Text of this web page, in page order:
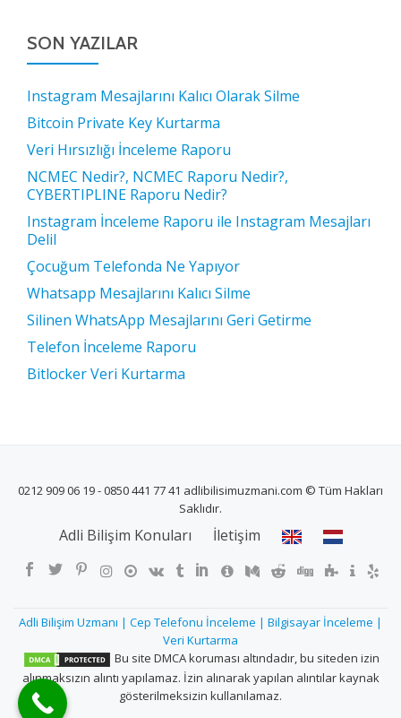
SON YAZILAR
Instagram Mesajlarını Kalıcı Olarak Silme
Bitcoin Private Key Kurtarma
Veri Hırsızlığı İnceleme Raporu
NCMEC Nedir?, NCMEC Raporu Nedir?,
CYBERTIPLINE Raporu Nedir?
Instagram İnceleme Raporu ile Instagram Mesajları
Delil
Çocuğum Telefonda Ne Yapıyor
Whatsapp Mesajlarını Kalıcı Silme
Silinen WhatsApp Mesajlarını Geri Getirme
Telefon İnceleme Raporu
Bitlocker Veri Kurtarma
0212 909 06 19 - 0850 441 77 41 adlibilisimuzmani.com © Tüm Hakları
Saklıdır.
İKINCILAdli Bilişim Konuları İletişim
Adli Bilişim Uzmanı | Cep Telefonu İnceleme | Bilgisayar İnceleme |
Veri Kurtarma
Bu site DMCA koruması altındadır, bu siteden izin
alınmaksızın alıntı yapılamaz. İzin alınarak yapılan alıntılar kaynak
gösterilmeksizin kullanılamaz.